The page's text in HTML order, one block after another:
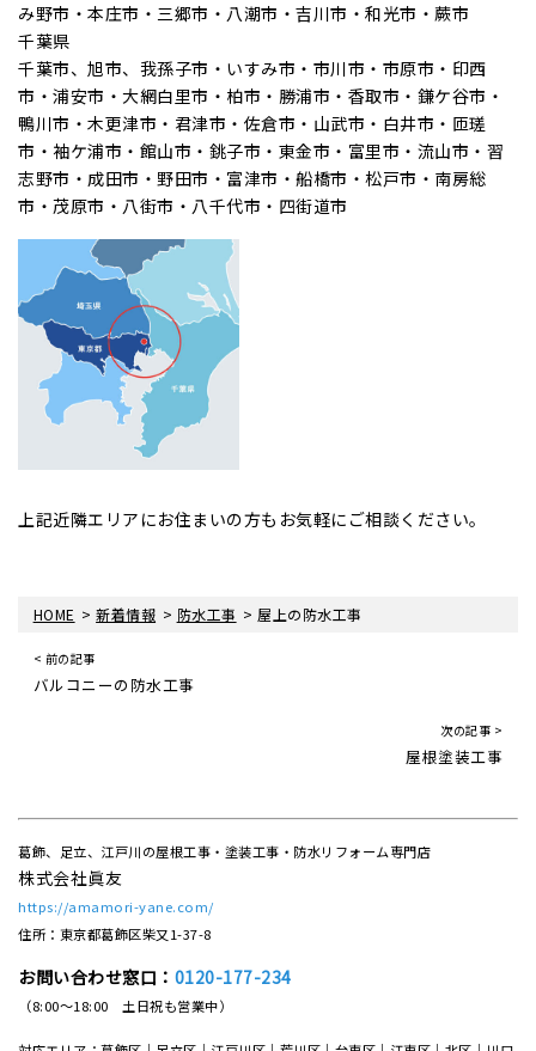
み野市・本庄市・三郷市・八潮市・吉川市・和光市・蕨市
千葉県
千葉市、旭市、我孫子市・いすみ市・市川市・市原市・印西
市・浦安市・大網白里市・柏市・勝浦市・香取市・鎌ケ谷市・
鴨川市・木更津市・君津市・佐倉市・山武市・白井市・匝瑳
市・袖ケ浦市・館山市・銚子市・東金市・富里市・流山市・習
志野市・成田市・野田市・富津市・船橋市・松戸市・南房総
市・茂原市・八街市・八千代市・四街道市
上記近隣エリアにお住まいの方もお気軽にご相談ください。
HOME >新着情報 > 防水工事 >屋上の防水工事
< 前の記事
バルコニーの防水工事
次の記事 >
屋根塗装工事
葛飾、足立、江戸川の屋根工事・塗装工事・防水リフォーム専門店
株式会社眞友
https://amamori-yane.com/
住所：東京都葛飾区柴又1-37-8
お問い合わせ窓口： 0120-177-234
（8:00～18:00 土日祝も営業中）